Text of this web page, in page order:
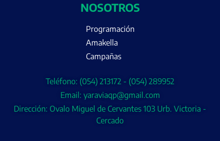
NOSOTROS
Programación
Amakella
Campañas
Teléfono: (054) 213172 - (054) 289952
Email: yaraviaqp@gmail.com
Dirección: Ovalo Miguel de Cervantes 103 Urb. Victoria -
Cercado